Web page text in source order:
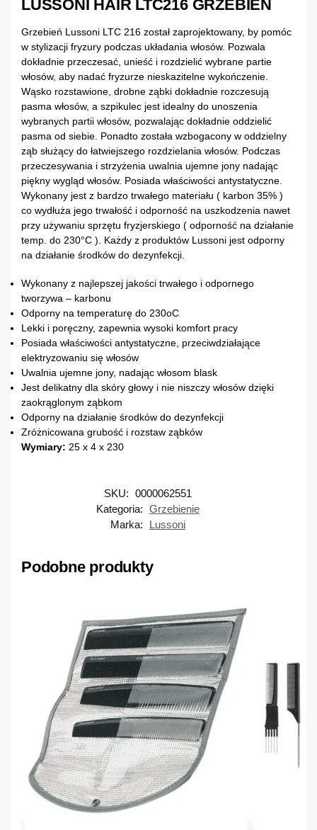
LUSSONI HAIR LTC216 GRZEBIEŃ
Grzebień Lussoni LTC 216 został zaprojektowany, by pomóc
w stylizacji fryzury podczas układania włosów. Pozwala
dokładnie przeczesać, unieść i rozdzielić wybrane partie
włosów, aby nadać fryzurze nieskazitelne wykończenie.
Wąsko rozstawione, drobne ząbki dokładnie rozczesują
pasma włosów, a szpikulec jest idealny do unoszenia
wybranych partii włosów, pozwalając dokładnie oddzielić
pasma od siebie. Ponadto została wzbogacony w oddzielny
ząb służący do łatwiejszego rozdzielania włosów. Podczas
przeczesywania i strzyżenia uwalnia ujemne jony nadając
piękny wygląd włosów. Posiada właściwości antystatyczne.
Wykonany jest z bardzo trwałego materiału ( karbon 35% )
co wydłuża jego trwałość i odporność na uszkodzenia nawet
przy używaniu sprzętu fryzjerskiego ( odporność na działanie
temp. do 230°C ). Każdy z produktów Lussoni jest odporny
na działanie środków do dezynfekcji.
Wykonany z najlepszej jakości trwałego i odpornego
tworzywa – karbonu
Odporny na temperaturę do 230oC
Lekki i poręczny, zapewnia wysoki komfort pracy
Posiada właściwości antystatyczne, przeciwdziałające
elektryzowaniu się włosów
Uwalnia ujemne jony, nadając włosom blask
Jest delikatny dla skóry głowy i nie niszczy włosów dzięki
zaokrąglonym ząbkom
Odporny na działanie środków do dezynfekcji
Zróżnicowana grubość i rozstaw ząbków
Wymiary: 25 x 4 x 230
SKU: 0000062551
Kategoria: Grzebienie
Marka:
Lussoni
Podobne produkty